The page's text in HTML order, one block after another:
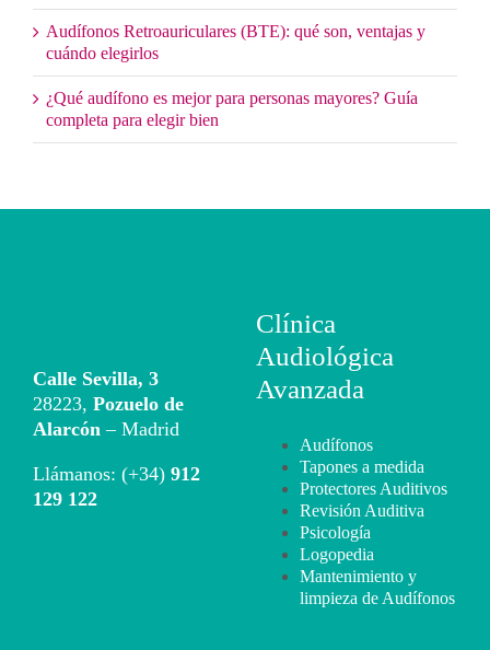
Audífonos Retroauriculares (BTE): qué son, ventajas y
cuándo elegirlos
¿Qué audífono es mejor para personas mayores? Guía
completa para elegir bien
Calle Sevilla, 3
28223, Pozuelo de
Alarcón– Madrid
Llámanos: (+34) 912
129 122
Clínica
Audiológica
Avanzada
Audífonos
Tapones a medida
Protectores Auditivos
Revisión Auditiva
Psicología
Logopedia
Mantenimiento y
limpieza de Audífonos